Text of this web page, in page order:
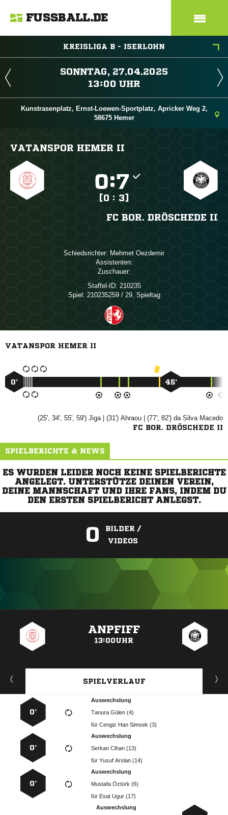
FUSSBALL.DE
KREISLIGA B - ISERLOHN
 
 
Kunstrasenplatz, Ernst-Loewen-Sportplatz, Apricker Weg 2,
58675 Hemer
VATANSPOR HEMER II
:
[0 : 3]
FC BOR. DRÖSCHEDE II
Schiedsrichter:  
Assistenten:
Zuschauer:
Staffel-ID: 210235
Spiel: 210235259 / 29. Spieltag
VATANSPOR HEMER II
0’ 45’
(25', 34', 55', 59') | (31')  | (77', 82')   
FC BOR. DRÖSCHEDE II
SPIELBERICHTE & NEWS
ES WURDEN LEIDER NOCH KEINE SPIELBERICHTE
ANGELEGT. UNTERSTÜTZE DEINEN VEREIN,
DEINE MANNSCHAFT UND IHRE FANS, INDEM DU
DEN ERSTEN SPIELBERICHT ANLEGST.
0
BILDER /
VIDEOS
ANPFIFF
13:00UHR
SPIELVERLAUF
Auswechslung
  
für   
0’
Auswechslung
  
für  
0’
Auswechslung
  
für   
0’
Auswechslung